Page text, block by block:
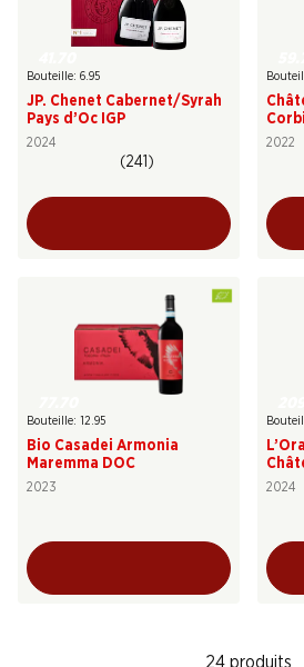
Bouteille: 6.95
JP. Chenet Cabernet/Syrah
Pays d’Oc IGP
2024
(241)
2022
Bouteille: 12.95
Bio Casadei Armonia
Maremma DOC
2023 2024
24 produits